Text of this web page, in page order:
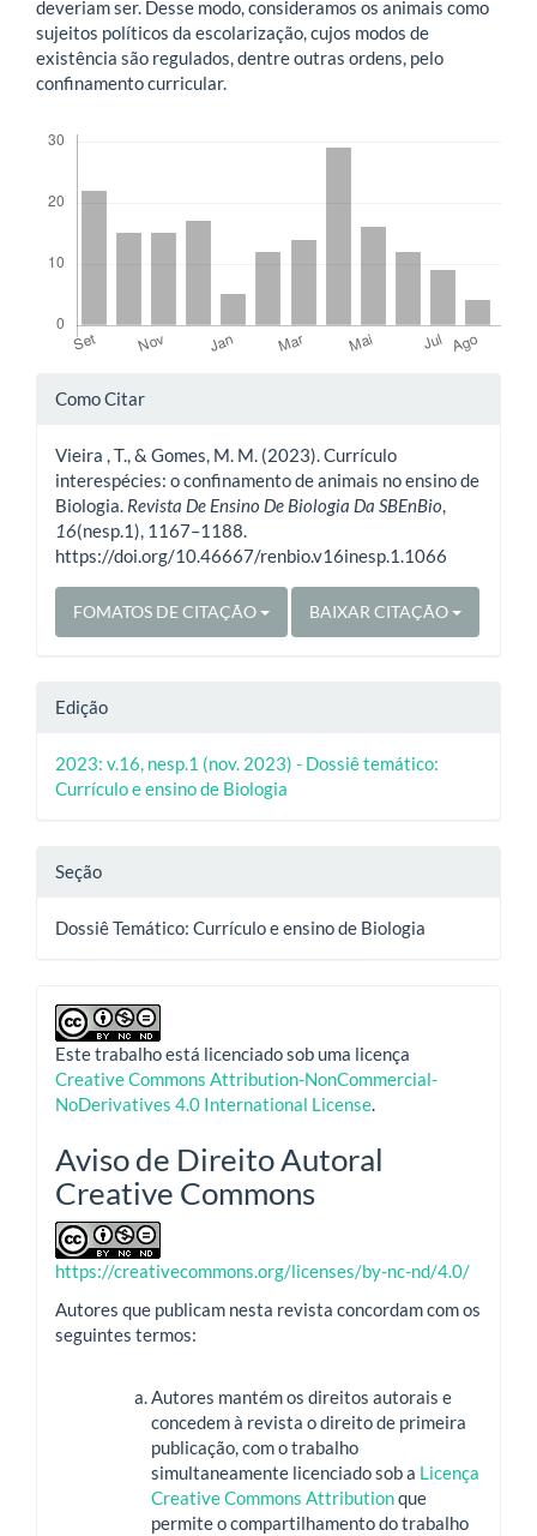
deveriam ser. Desse modo, consideramos os animais como
sujeitos políticos da escolarização, cujos modos de
existência são regulados, dentre outras ordens, pelo
confinamento curricular.
Detalhes
artigo
Como Citar
Vieira , T., & Gomes, M. M. (2023). Currículo
interespécies: o confinamento de animais no ensino de
Biologia. Revista De Ensino De Biologia Da SBEnBio,
16(nesp.1), 1167–1188.
https://doi.org/10.46667/renbio.v16inesp.1.1066
FOMATOS DE CITAÇÃO BAIXAR CITAÇÃO
Edição
2023: v.16, nesp.1 (nov. 2023) - Dossiê temático:
Currículo e ensino de Biologia
Seção
Dossiê Temático: Currículo e ensino de Biologia
Este trabalho está licenciado sob uma licença
Creative Commons Attribution-NonCommercial-
NoDerivatives 4.0 International License.
Aviso de Direito Autoral
Creative Commons
https://creativecommons.org/licenses/by-nc-nd/4.0/
Autores que publicam nesta revista concordam com os
seguintes termos:
Autores mantém os direitos autorais e
concedem à revista o direito de primeira
publicação, com o trabalho
simultaneamente licenciado sob a Licença
Creative Commons Attributionque
permite o compartilhamento do trabalho